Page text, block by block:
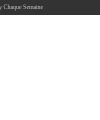
Chaque Semaine